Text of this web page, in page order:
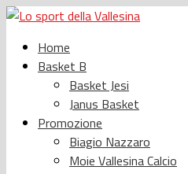
Home
Basket B
Basket Jesi
Janus Basket
Promozione
Biagio Nazzaro
Moie Vallesina Calcio